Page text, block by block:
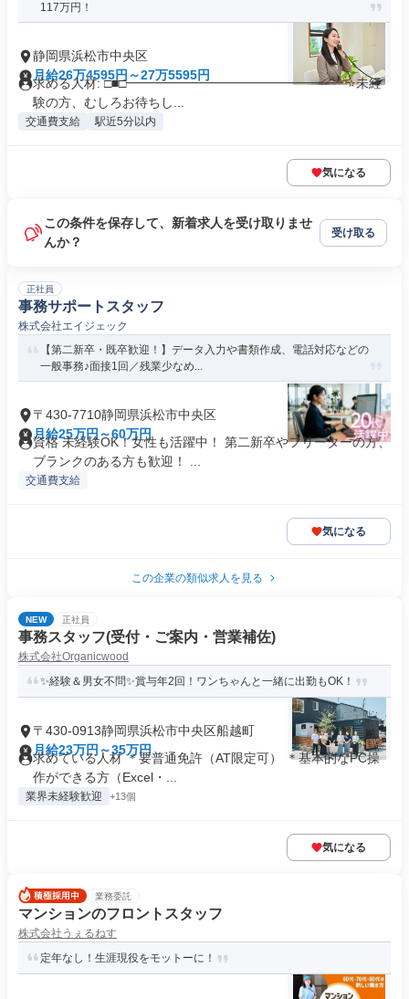
117万円！
静岡県浜松市中央区
月給26万4595円～27万5595円
求める人材: □■□━━━━━━━━━━━━━━━━━ ⭐未経
験の方、むしろお待ちし...
交通費支給 駅近5分以内
気になる
この条件を保存して、新着求人を受け取りませ
んか？
受け取る
正社員
事務サポートスタッフ
株式会社エイジェック
【第二新卒・既卒歓迎！】データ入力や書類作成、電話対応などの
一般事務♪面接1回／残業少なめ...
〒430-7710静岡県浜松市中央区
月給25万円～60万円
資格 未経験OK！女性も活躍中！ 第二新卒やフリーターの方、
ブランクのある方も歓迎！ ...
交通費支給
気になる
この企業の類似求人を見る
NEW 正社員
事務スタッフ(受付・ご案内・営業補佐)
株式会社Organicwood
✨経験＆男女不問✨賞与年2回！ワンちゃんと一緒に出勤もOK！
〒430-0913静岡県浜松市中央区船越町
月給23万円～35万円
求めている人材 ＊要普通免許（AT限定可） ＊基本的なPC操
作ができる方（Excel・...
業界未経験歓迎 +13個
気になる
業務委託
マンションのフロントスタッフ
株式会社うぇるねす
定年なし！生涯現役をモットーに！